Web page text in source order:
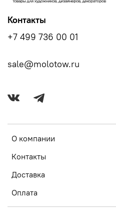
О компании
Контакты
Доставка
Оплата
Контакты
+7 499 736 00 01
sale@molotow.ru